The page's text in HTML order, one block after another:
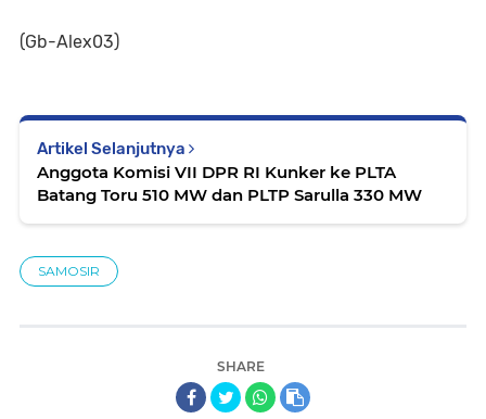
(Gb-Alex03)
Artikel Selanjutnya
Anggota Komisi VII DPR RI Kunker ke PLTA
Batang Toru 510 MW dan PLTP Sarulla 330 MW
SAMOSIR
SHARE